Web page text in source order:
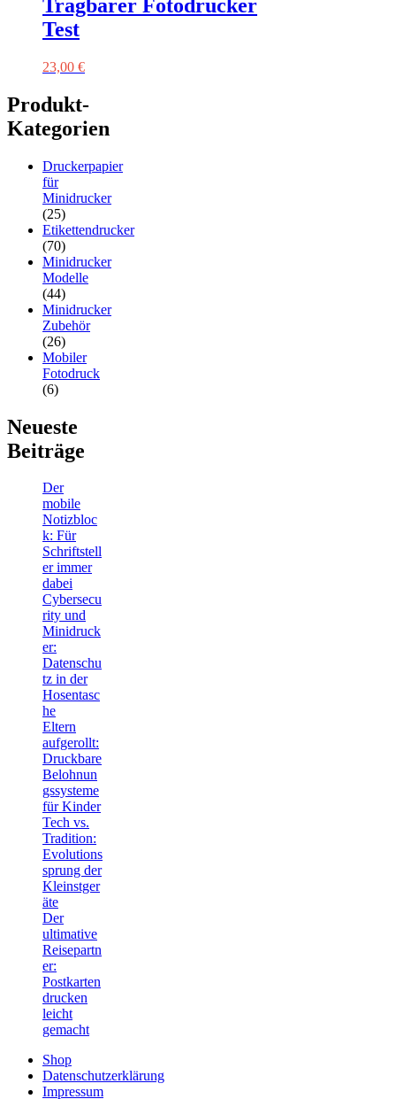
Tragbarer Fotodrucker
Test
23,00 €
Produkt-
Kategorien
Druckerpapier
für
Minidrucker
(25)
Etikettendrucker
(70)
Minidrucker
Modelle
(44)
Minidrucker
Zubehör
(26)
Mobiler
Fotodruck
(6)
Neueste
Beiträge
Der
mobile
Notizbloc
k: Für
Schriftstell
er immer
dabei
Cybersecu
rity und
Minidruck
er:
Datenschu
tz in der
Hosentasc
he
Eltern
aufgerollt:
Druckbare
Belohnun
gssysteme
für Kinder
Tech vs.
Tradition:
Evolutions
sprung der
Kleinstger
äte
Der
ultimative
Reisepartn
er:
Postkarten
drucken
leicht
gemacht
Shop
Datenschutzerklärung
Impressum